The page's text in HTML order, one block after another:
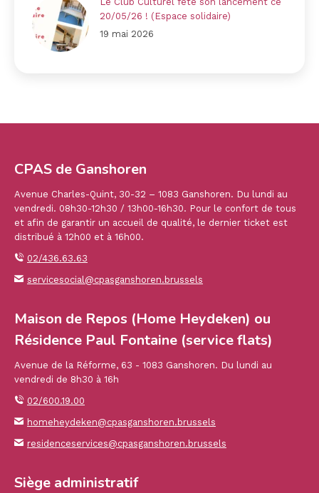
20/05/26 ! (Espace solidaire)
19 mai 2026
CPAS de Ganshoren
Avenue Charles-Quint, 30-32 – 1083 Ganshoren. Du lundi au
vendredi. 08h30-12h30 / 13h00-16h30. Pour le confort de tous
et afin de garantir un accueil de qualité, le dernier ticket est
distribué à 12h00 et à 16h00.
02/436.63.63
servicesocial@cpasganshoren.brussels
Maison de Repos (Home Heydeken) ou
Résidence Paul Fontaine (service flats)
Avenue de la Réforme, 63 - 1083 Ganshoren. Du lundi au
vendredi de 8h30 à 16h
02/600.19.00
homeheydeken@cpasganshoren.brussels
residenceservices@cpasganshoren.brussels
Siège administratif